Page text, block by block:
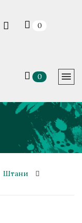
0
0
Штани